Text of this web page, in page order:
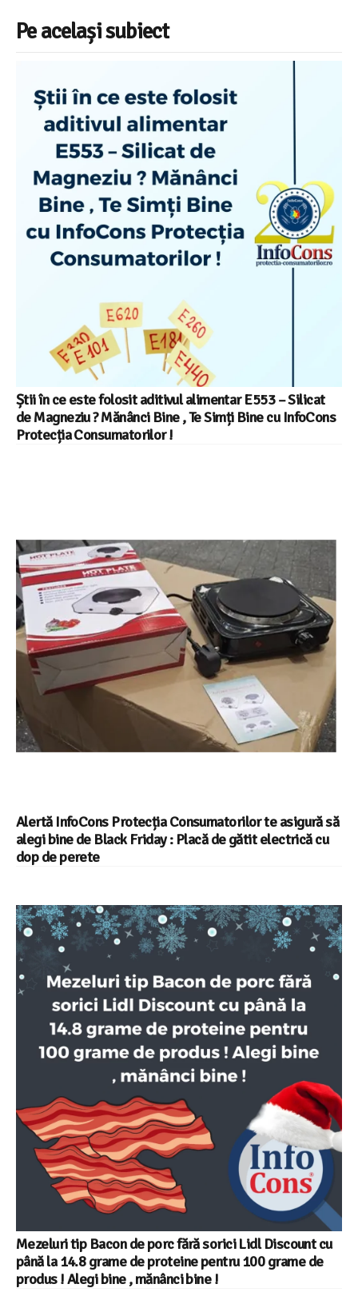
Pe același subiect
Știi în ce este folosit aditivul alimentar E553 – Silicat
de Magneziu ? Mănânci Bine , Te Simți Bine cu InfoCons
Protecția Consumatorilor !
Alertă InfoCons Protecția Consumatorilor te asigură să
alegi bine de Black Friday : Placă de gătit electrică cu
dop de perete
Mezeluri tip Bacon de porc fără sorici Lidl Discount cu
până la 14.8 grame de proteine pentru 100 grame de
produs ! Alegi bine , mănânci bine !